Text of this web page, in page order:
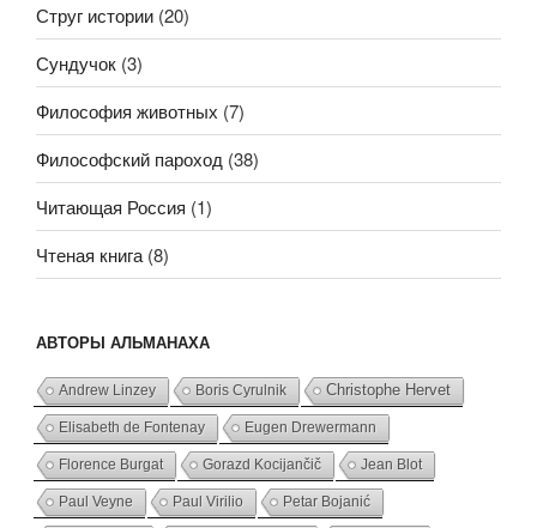
Струг истории (20)
Сундучок (3)
Философия животных (7)
Философский пароход (38)
Читающая Россия (1)
Чтеная книга (8)
АВТОРЫ АЛЬМАНАХА
Andrew Linzey Boris Cyrulnik Christophe Hervet
Elisabeth de Fontenay Eugen Drewermann
Florence Burgat Gorazd Kocijančič Jean Blot
Paul Veyne Paul Virilio Petar Bojanić